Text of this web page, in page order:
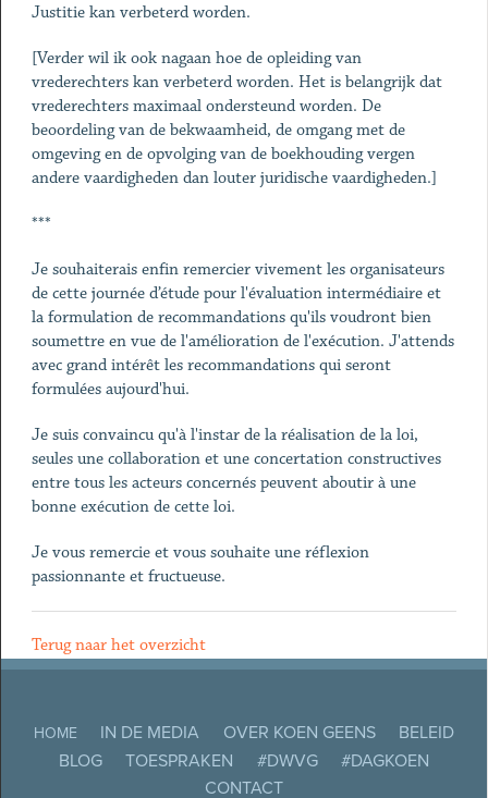
Justitie kan verbeterd worden.
[Verder wil ik ook nagaan hoe de opleiding van
vrederechters kan verbeterd worden. Het is belangrijk dat
vrederechters maximaal ondersteund worden. De
beoordeling van de bekwaamheid, de omgang met de
omgeving en de opvolging van de boekhouding vergen
andere vaardigheden dan louter juridische vaardigheden.]
***
Je souhaiterais enfin remercier vivement les organisateurs
de cette journée d’étude pour l'évaluation intermédiaire et
la formulation de recommandations qu'ils voudront bien
soumettre en vue de l'amélioration de l'exécution. J'attends
avec grand intérêt les recommandations qui seront
formulées aujourd'hui.
Je suis convaincu qu'à l'instar de la réalisation de la loi,
seules une collaboration et une concertation constructives
entre tous les acteurs concernés peuvent aboutir à une
bonne exécution de cette loi.
Je vous remercie et vous souhaite une réflexion
passionnante et fructueuse.
Terug naar het overzicht
HOME IN DE MEDIA OVER KOEN GEENS
BELEID
BLOG
TOESPRAKEN #DWVG
#DAGKOEN
CONTACT